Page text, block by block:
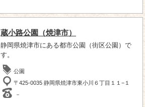
蔵小路公園（焼津市）
静岡県焼津市にある都市公園（街区公園）で
す。
公園
〒425-0035 静岡県焼津市東小川６丁目１１−１
－